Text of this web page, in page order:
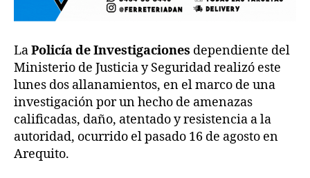
LaPolicía de Investigaciones dependiente del
Ministerio de Justicia y Seguridad realizó este
lunes dos allanamientos, en el marco de una
investigación por un hecho de amenazas
calificadas, daño, atentado y resistencia a la
autoridad, ocurrido el pasado 16 de agosto en
Arequito.